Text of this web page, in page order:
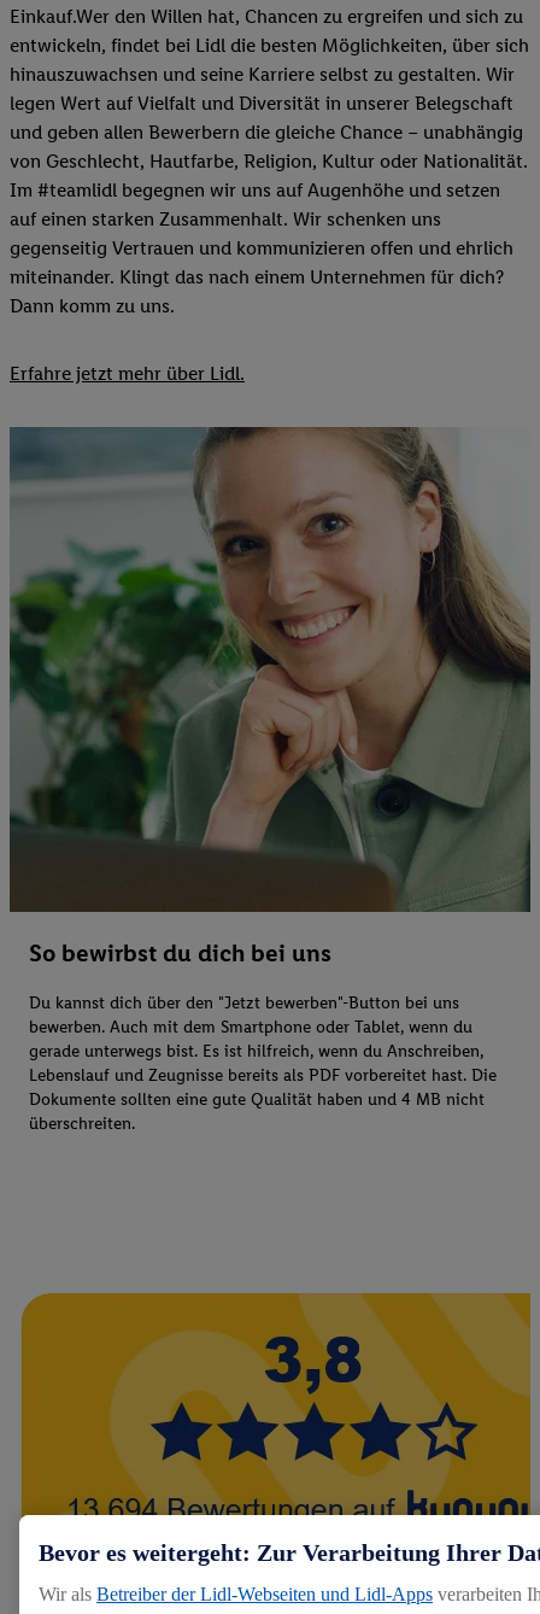
Einkauf.Wer den Willen hat, Chancen zu ergreifen und sich zu
entwickeln, findet bei Lidl die besten Möglichkeiten, über sich
hinauszuwachsen und seine Karriere selbst zu gestalten. Wir
legen Wert auf Vielfalt und Diversität in unserer Belegschaft
und geben allen Bewerbern die gleiche Chance – unabhängig
von Geschlecht, Hautfarbe, Religion, Kultur oder Nationalität.
Im #teamlidl begegnen wir uns auf Augenhöhe und setzen
auf einen starken Zusammenhalt. Wir schenken uns
gegenseitig Vertrauen und kommunizieren offen und ehrlich
miteinander. Klingt das nach einem Unternehmen für dich?
Dann komm zu uns.​
Erfahre jetzt mehr über Lidl.
So bewirbst du dich bei uns
Du kannst dich über den "Jetzt bewerben"-Button bei uns
bewerben. Auch mit dem Smartphone oder Tablet, wenn du
gerade unterwegs bist. Es ist hilfreich, wenn du Anschreiben,
Lebenslauf und Zeugnisse bereits als PDF vorbereitet hast. Die
Dokumente sollten eine gute Qualität haben und 4 MB nicht
überschreiten.
Bevor es weitergeht: Zur Verarbeitung Ihrer
Wir als Betreiber der Lidl-Webseiten und Lidl-Apps verarbeiten